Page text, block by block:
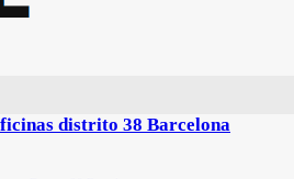
distrito 38 Barcelona